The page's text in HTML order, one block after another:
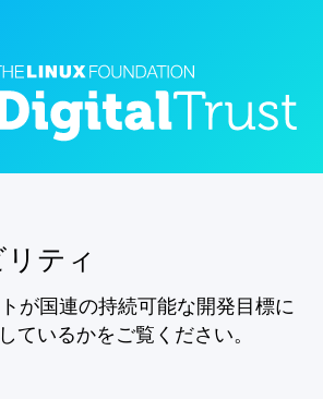
ティ
が国連の持続可能な開発目標に
ているかをご覧ください。